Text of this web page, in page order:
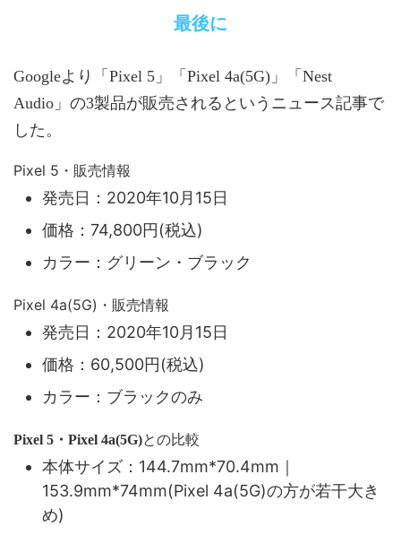
最後に
Googleより「Pixel 5」「Pixel 4a(5G)」「Nest
Audio」の3製品が販売されるというニュース記事で
した。
Pixel 5・販売情報
発売日：2020年10月15日
価格：74,800円(税込)
カラー：グリーン・ブラック
Pixel 4a(5G)・販売情報
発売日：2020年10月15日
価格：60,500円(税込)
カラー：ブラックのみ
Pixel 5・Pixel 4a(5G)との比較
本体サイズ：144.7mm*70.4mm｜
153.9mm*74mm(Pixel 4a(5G)の方が若干大き
め)